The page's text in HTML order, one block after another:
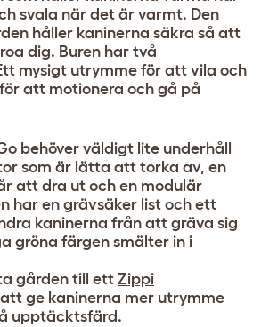
svala när det är varmt. Den
håller kaninerna säkra så att
dig. Buren har två
mysigt utrymme för att vila och
att motionera och gå på
behöver väldigt lite underhåll
som är lätta att torka av, en
att dra ut och en modulär
har en grävsäker list och ett
kaninerna från att gräva sig
gröna färgen smälter in i
gården till ett Zippi
ge kaninerna mer utrymme
upptäcktsfärd.